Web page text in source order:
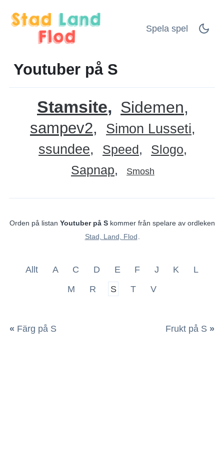
Spela spel
Youtuber på S
Stamsite Sidemen
sampev2
Simon Lusseti
ssundee
Speed
Slogo
Sapnap
Smosh
Orden på listan Youtuber på Skommer från spelare av ordleken
Stad, Land, Flod
Allt A C D E F J K
L
M
R S T V
« Färg på S Frukt på S »